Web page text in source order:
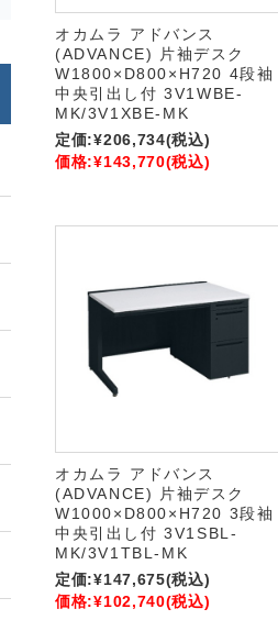
オカムラ アドバンス
(ADVANCE) 片袖デスク
W1800×D800×H720 4段袖
中央引出し付 3V1WBE-
MK/3V1XBE-MK
定価:¥206,734(税込)
価格:¥143,770(税込)
オカムラ アドバンス
(ADVANCE) 片袖デスク
W1000×D800×H720 3段袖
中央引出し付 3V1SBL-
MK/3V1TBL-MK
定価:¥147,675(税込)
価格:¥102,740(税込)